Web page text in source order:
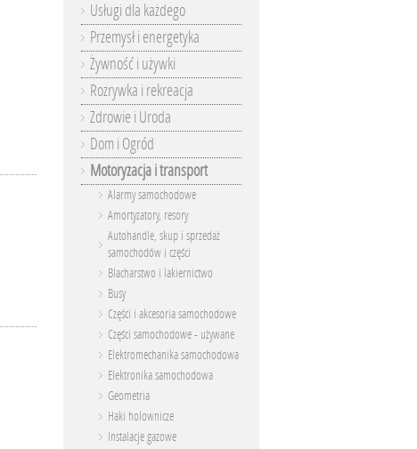
Usługi dla każdego
Przemysł i energetyka
Żywność i używki
Rozrywka i rekreacja
Zdrowie i Uroda
Dom i Ogród
Motoryzacja i transport
Alarmy samochodowe
Amortyzatory, resory
Autohandle, skup i sprzedaż
samochodów i części
Blacharstwo i lakiernictwo
Busy
Części i akcesoria samochodowe
Części samochodowe - używane
Elektromechanika samochodowa
Elektronika samochodowa
Geometria
Haki holownicze
Instalacje gazowe